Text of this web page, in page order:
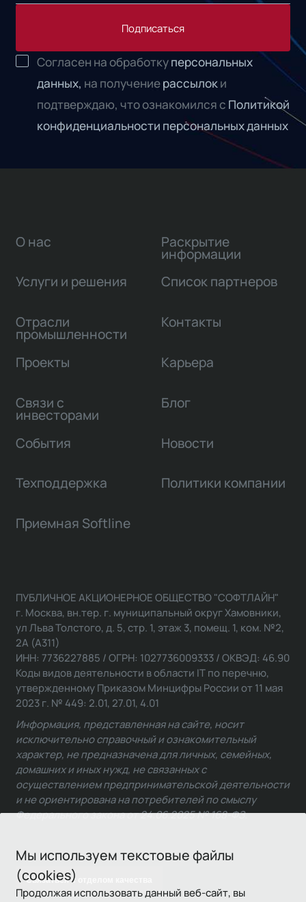
Подписаться
Согласен на обработкуперсональных
данных, на получениерассылоки
подтверждаю, что ознакомился с Политикой
конфиденциальности персональных данных
Мы используем текстовые файлы
(cookies)
Продолжая использовать данный веб-сайт, вы
О нас
Услуги и решения
Отрасли
промышленности
Проекты
Связи с
инвесторами
Раскрытие
информации
Список партнеров
Контакты
Карьера
Блог
События Новости
Техподдержка Политики компании
Приемная Softline
Связаться с отделом качества
ПУБЛИЧНОЕ АКЦИОНЕРНОЕ ОБЩЕСТВО "СОФТЛАЙН"
г. Москва, вн.тер. г. муниципальный округ Хамовники,
ул Льва Толстого, д. 5, стр. 1, этаж 3, помещ. 1, ком. №2,
2А (А311)
ИНН: 7736227885 / ОГРН: 1027736009333 / ОКВЭД: 46.90
Коды видов деятельности в области IT по перечню,
утвержденному Приказом Минцифры России от 11 мая
2023 г. № 449: 2.01, 27.01, 4.01
Информация, представленная на сайте, носит
исключительно справочный и ознакомительный
характер, не предназначена для личных, семейных,
домашних и иных нужд, не связанных с
осуществлением предпринимательской деятельности
и не ориентирована на потребителей по смыслу
Федерального закона от 24.06.2025 № 168-ФЗ.